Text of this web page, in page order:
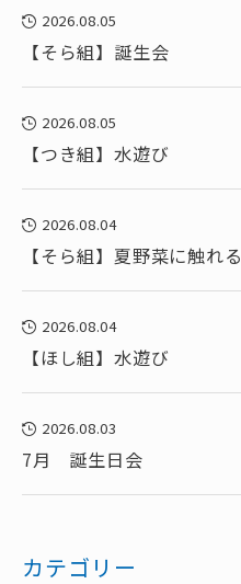
2026.08.05
【そら組】誕生会
2026.08.05
【つき組】水遊び
2026.08.04
【そら組】夏野菜に触れる
2026.08.04
【ほし組】水遊び
2026.08.03
7月 誕生日会
カテゴリー